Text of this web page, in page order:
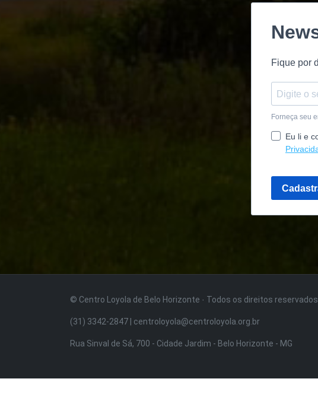
© Centro Loyola de Belo Horizonte · Todos os direitos reservados.
(31) 3342-2847 | centroloyola@centroloyola.org.br
Rua Sinval de Sá, 700 - Cidade Jardim - Belo Horizonte - MG